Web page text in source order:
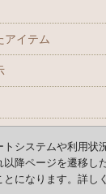
アイテム
2026
トシステムや利用状
以降ページを遷移し
になります。詳し